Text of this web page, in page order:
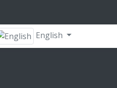
English